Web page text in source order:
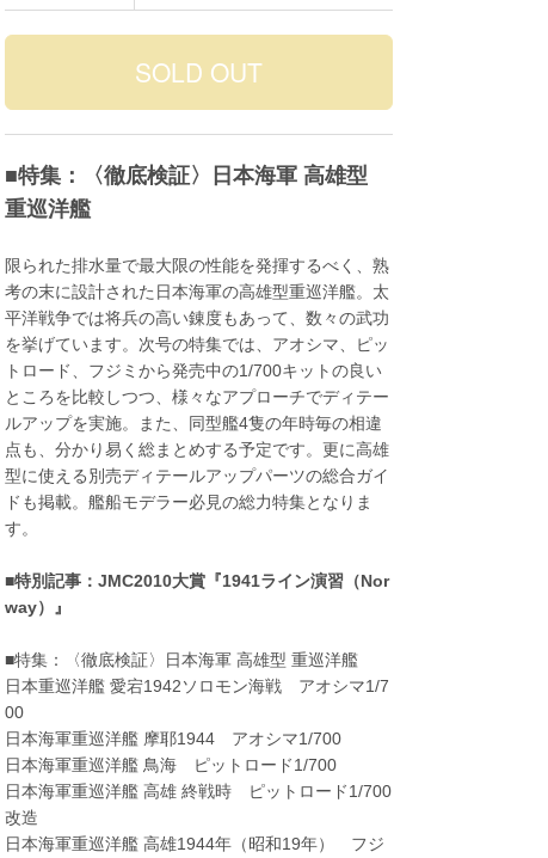
■特集：〈徹底検証〉日本海軍 高雄型
重巡洋艦
限られた排水量で最大限の性能を発揮するべく、熟
考の末に設計された日本海軍の高雄型重巡洋艦。太
平洋戦争では将兵の高い錬度もあって、数々の武功
を挙げています。次号の特集では、アオシマ、ピッ
トロード、フジミから発売中の1/700キットの良い
ところを比較しつつ、様々なアプローチでディテー
ルアップを実施。また、同型艦4隻の年時毎の相違
点も、分かり易く総まとめする予定です。更に高雄
型に使える別売ディテールアップパーツの総合ガイ
ドも掲載。艦船モデラー必見の総力特集となりま
す。
■特別記事：JMC2010大賞『1941ライン演習（Nor
way）』
■特集：〈徹底検証〉日本海軍 高雄型 重巡洋艦
日本重巡洋艦 愛宕1942ソロモン海戦 アオシマ1/7
00
日本海軍重巡洋艦 摩耶1944 アオシマ1/700
日本海軍重巡洋艦 鳥海 ピットロード1/700
日本海軍重巡洋艦 高雄 終戦時 ピットロード1/700
改造
日本海軍重巡洋艦 高雄1944年（昭和19年） フジ